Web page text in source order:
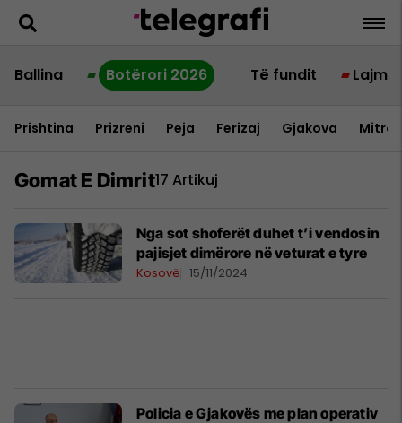
Ballina Botërori 2026 Të fundit Lajme
Prishtina Prizreni Peja Ferizaj Gjakova
Gomat E Dimrit17 Artikuj
Nga sot shoferët duhet t’i vendosin
pajisjet dimërore në veturat e tyre
Kosovë 15/11/2024
Policia e Gjakovës me plan operativ